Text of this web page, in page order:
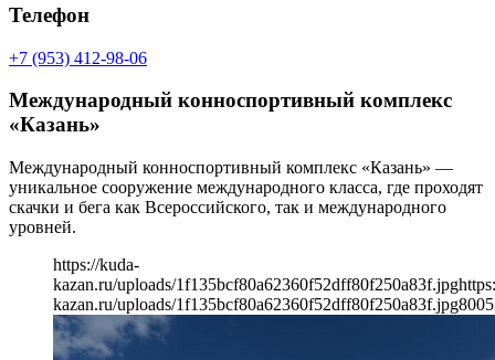
Телефон
+7 (953) 412-98-06
Международный конноспортивный комплекс
«Казань»
Международный конноспортивный комплекс «Казань» —
уникальное сооружение международного класса, где проходят
скачки и бега как Всероссийского, так и международного
уровней.
https://kuda-
kazan.ru/uploads/1f135bcf80a62360f52dff80f250a83f.jpg
kazan.ru/uploads/1f135bcf80a62360f52dff80f250a83f.jpg800